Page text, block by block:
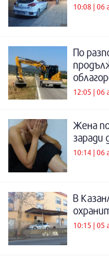
10:08 | 06
По
12:05 | 06
Жена
заради
10:14 | 06
В
10:15 | 05